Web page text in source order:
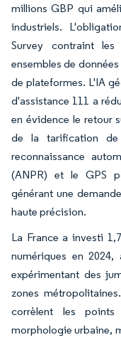
millions GBP qui
industriels.
Survey contraint
ensembles de
de plateformes. L'IA
d'assistance 111 a
en évidence le retour
de la tarification
reconnaissance
(ANPR) et le GPS
générant une
haute précision.
La France a investi
numériques en
expérimentant des
zones
corrèlent les
morphologie urbaine,